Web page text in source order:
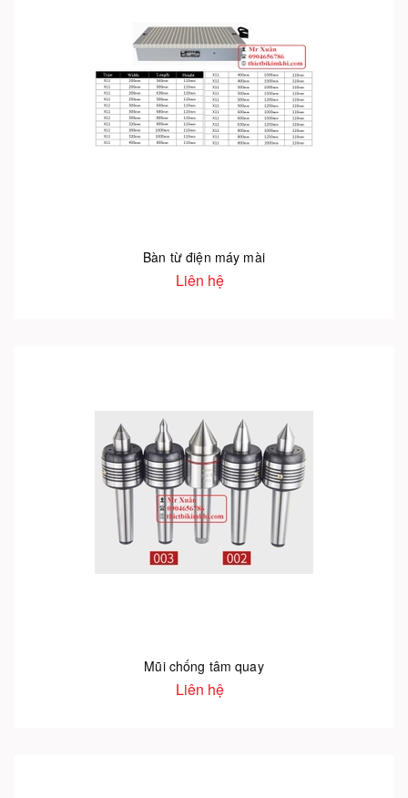
Bàn từ điện máy mài
Liên hệ
Mũi chống tâm quay
Liên hệ